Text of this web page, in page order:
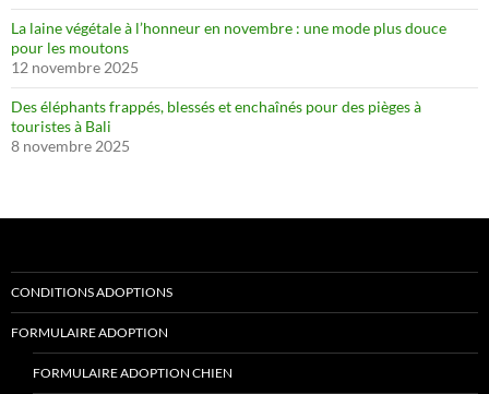
La laine végétale à l’honneur en novembre : une mode plus douce
pour les moutons
12 novembre 2025
Des éléphants frappés, blessés et enchaînés pour des pièges à
touristes à Bali
8 novembre 2025
CONDITIONS ADOPTIONS
FORMULAIRE ADOPTION
FORMULAIRE ADOPTION CHIEN